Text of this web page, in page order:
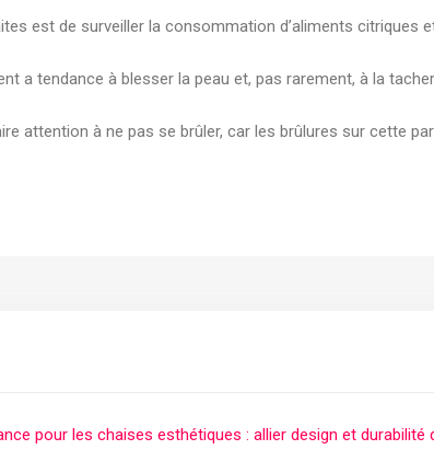
est de surveiller la consommation d’aliments citriques
a tendance à blesser la peau et, pas rarement, à la
attention à ne pas se brûler, car les brûlures sur cette
pour les chaises esthétiques : allier design et